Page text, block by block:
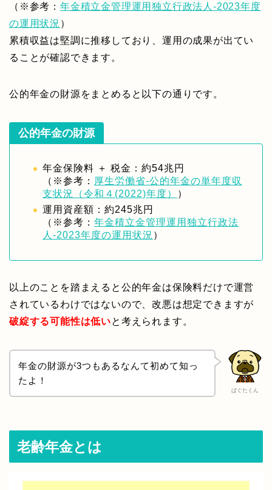
（※参考： 年金積立金管理運用独立行政法人-2023年度
の運用状況 ）
累積収益は堅調に推移しており、運用の成果が出てい
ることが確認できます。
公的年金の財源をまとめると以下の通りです。
公的年金の財源
年金保険料 ＋ 税金：約54兆円
（※参考： 厚生労働省-公的年金の単年度収
支状況（令和４(2022)年度）
）
運用資産額：約245兆円
（※参考： 年金積立金管理運用独立行政法
人-2023年度の運用状況 ）
以上のことを踏まえると公的年金は保険料だけで運営
されているわけではないので、改悪は想定できますが
破綻する可能性は低いと考えられます。
ぱぐたくん
年金の財源が3つもあるなんて初めて知っ
たよ！
老齢年金とは